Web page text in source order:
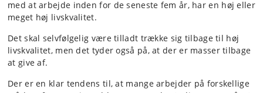
med at arbejde inden for de seneste fem år, har en høj eller
meget høj livskvalitet.
Det skal selvfølgelig være tilladt trække sig tilbage til høj
livskvalitet, men det tyder også på, at der er masser tilbage
at give af.
Der er en klar tendens til, at mange arbejder på forskellige